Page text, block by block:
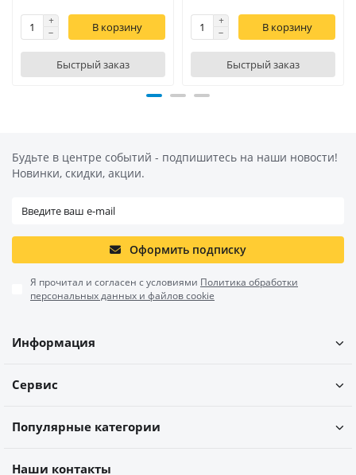
В корзину
Быстрый заказ
В корзину
Быстрый заказ
Будьте в центре событий - подпишитесь на наши новости!
Новинки, скидки, акции.
Оформить подписку
Я прочитал и согласен с условиями Политика обработки
персональных данных и файлов cookie
Информация
Сервис
Популярные категории
Наши контакты